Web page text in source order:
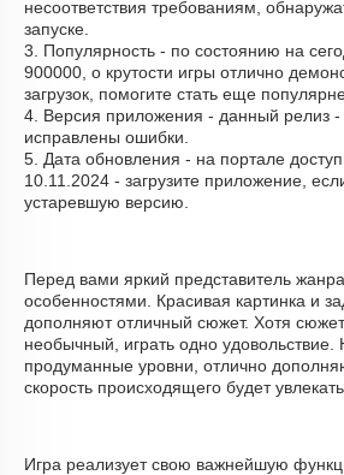
несоответствия требованиям,
запуске.
3. Популярность - по состоянию на
900000, о крутости игры отлично
загрузок, помогите стать еще
4. Версия приложения - данный релиз -
исправлены ошибки.
5. Дата обновления - на портале
10.11.2024 - загрузите приложение,
устаревшую версию.
Перед вами яркий представитель
особенностями. Красивая картинка и
дополняют отличный сюжет. Хотя
необычный, играть одно удовольствие.
продуманные уровни, отлично
скорость происходящего будет
Игра реализует свою важнейшую